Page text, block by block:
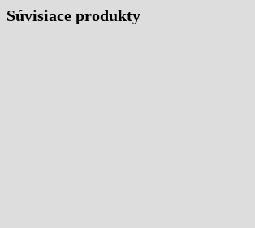
Súvisiace produkty